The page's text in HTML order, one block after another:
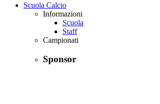
Scuola Calcio
Informazioni
Scuola
Staff
Campionati
Sponsor